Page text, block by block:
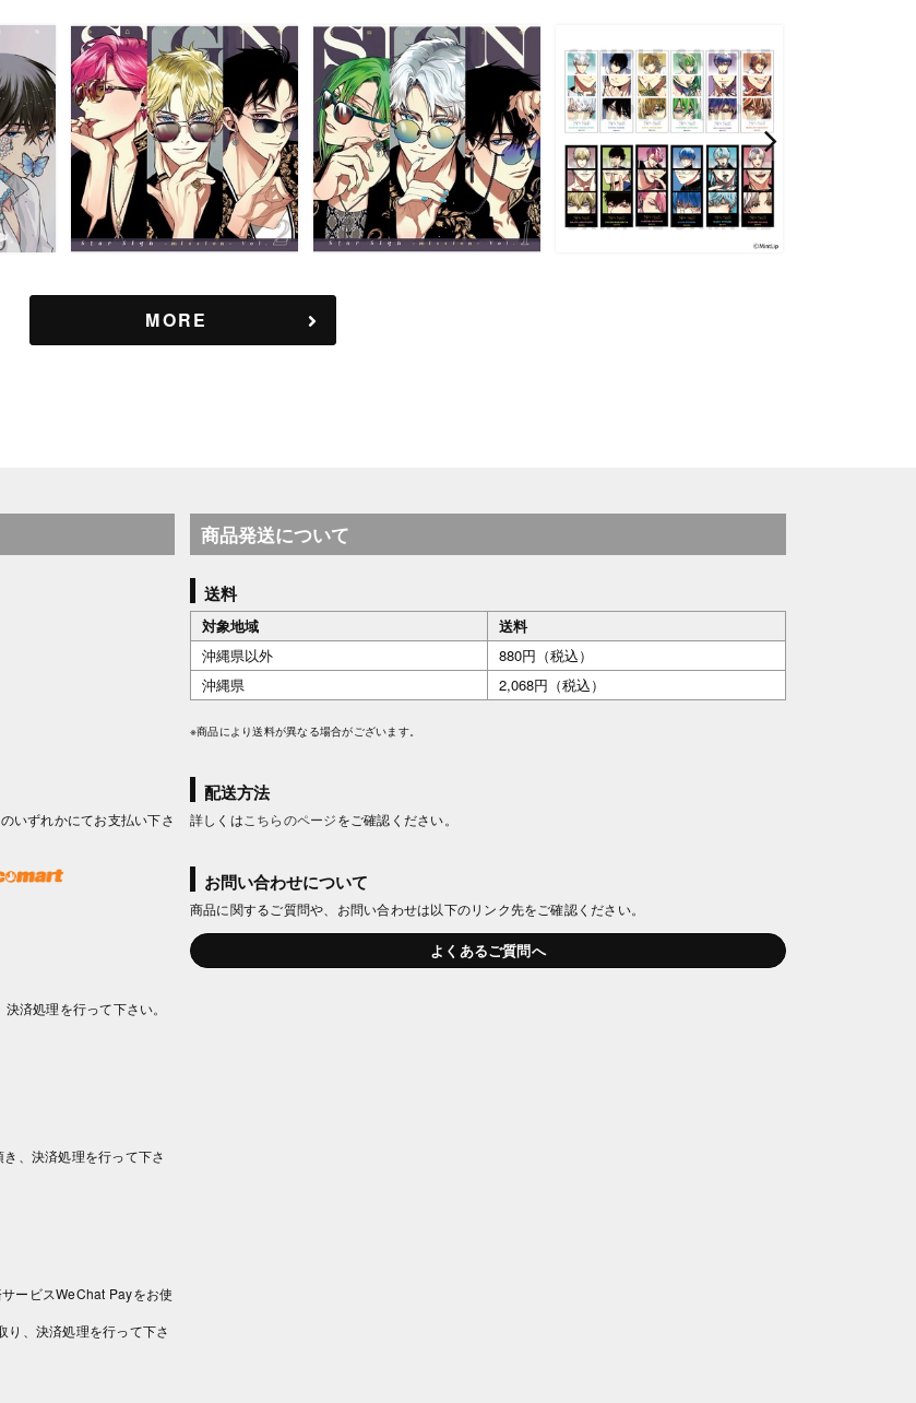
MORE
いずれかにてお支払い下さ
済処理を行って下さい。
、決済処理を行って下さ
ービスWeChat Payをお使
り、決済処理を行って下さ
商品発送について
送料
対象地域
送料
沖縄県以外
880円（税込）
沖縄県
2,068円（税込）
※商品により送料が異なる場合がございます。
配送方法
詳しくは こちらのページをご確認ください。
お問い合わせについて
商品に関するご質問や、お問い合わせは以下のリンク先をご確認ください。
よくあるご質問へ